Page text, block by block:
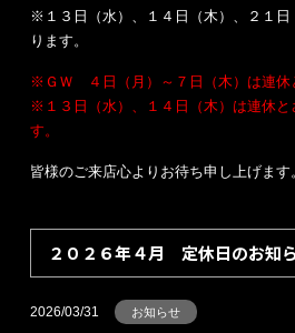
※１３日（水）、１４日（木）、２１日
ります。
※ＧＷ ４日（月）～７日（木）は連休
※１３日（水）、１４日（木）は連休と
す。
皆様のご来店心よりお待ち申し上げます
２０２６年４月 定休日のお知
2026/03/31 お知らせ